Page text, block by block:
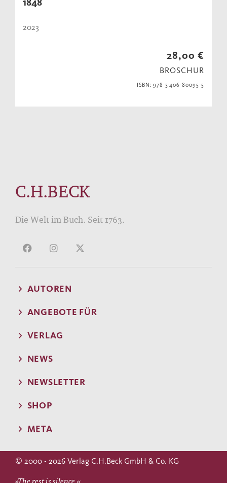
1848
2023
28,00 €
BROSCHUR
ISBN: 978-3-406-80095-5
C.H.BECK
Die Welt im Buch. Seit 1763.
AUTOREN
ANGEBOTE FÜR
VERLAG
NEWS
NEWSLETTER
SHOP
META
© 2000 - 2026 Verlag C.H.Beck GmbH & Co. KG